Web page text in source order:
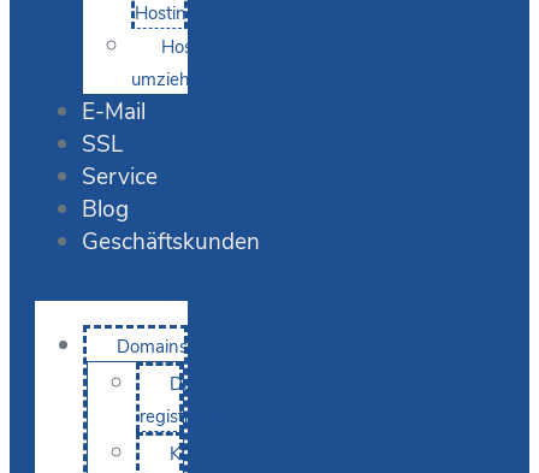
Hosting
Hosting
umziehen
E-Mail
SSL
Service
Blog
Geschäftskunden
Domains
Domain
registrieren
KI-